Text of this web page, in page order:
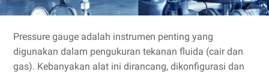
Pressure gauge adalah instrumen penting yang
digunakan dalam pengukuran tekanan fluida (cair dan
gas). Kebanyakan alat ini dirancang, dikonfigurasi dan